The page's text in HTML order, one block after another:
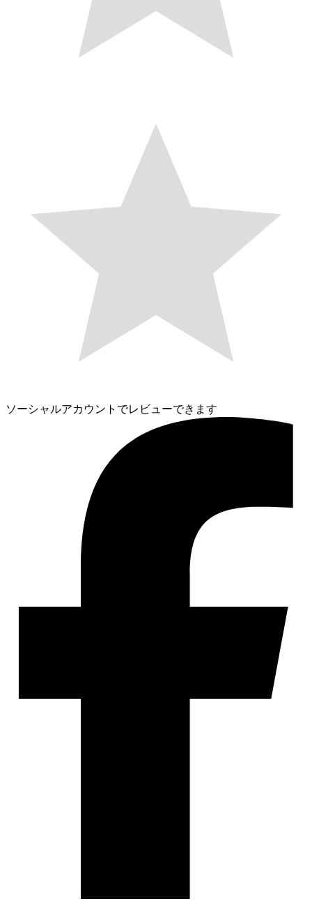
ソーシャルアカウントでレビューできます